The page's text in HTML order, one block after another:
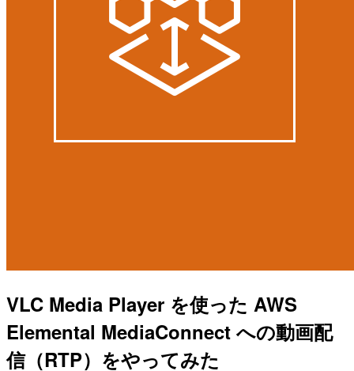
VLC Media Player を使った AWS
Elemental MediaConnect への動画配
信（RTP）をやってみた